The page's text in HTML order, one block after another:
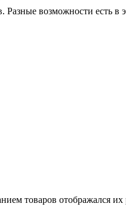
возможности есть в
товаров отображался их